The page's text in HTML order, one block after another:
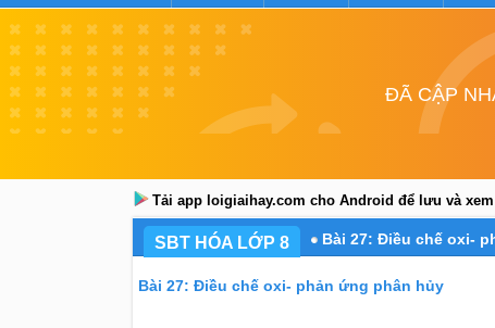
ĐÃ CẬP
Tải app loigiaihay.com cho Android để lưu và
SBT HÓA LỚP 8 Bài 27: Điều chế oxi-
Bài 27: Điều chế oxi- phản ứng phân hủy